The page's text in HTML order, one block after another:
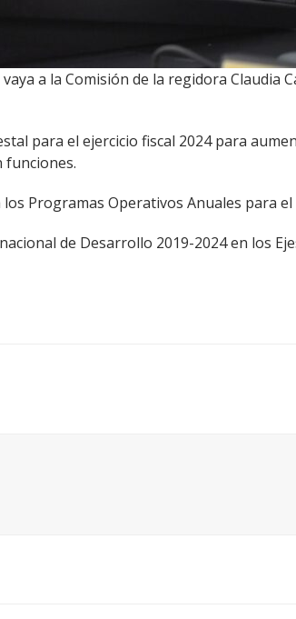
a la Comisión de la regidora Claudia
para el ejercicio fiscal 2024 para
funciones.
Programas Operativos Anuales para el
de Desarrollo 2019-2024 en los